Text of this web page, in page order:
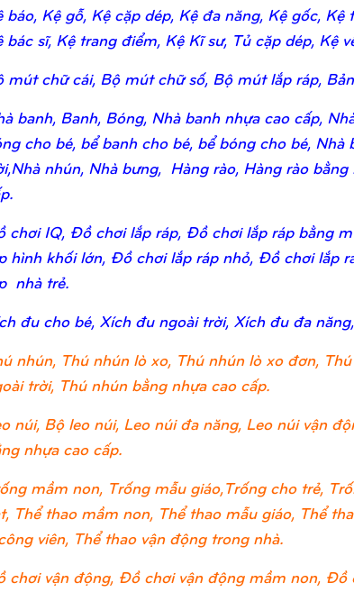
báo, Kệ gỗ, Kệ cặp dép, Kệ đa năng, Kệ gốc,
bác sĩ, Kệ trang điểm, Kệ Kĩ sư, Tủ cặp dép, Kệ
mút chữ cái, Bộ mút chữ số, Bộ mút lắp ráp,
banh, Banh, Bóng, Nhà banh nhựa cao cấp,
cho bé, bể banh cho bé, bể bóng cho bé,
nhún, Nhà bưng, Hàng rào, Hàng rào
chơi IQ, Đồ chơi lắp ráp, Đồ chơi lắp ráp bằng
hình khối lớn, Đồ chơi lắp ráp nhỏ, Đồ chơi lắp
nhà trẻ.
đu cho bé, Xích đu ngoài trời, Xích đu đa
nhún, Thú nhún lò xo, Thú nhún lò xo đơn,
trời, Thú nhún bằng nhựa cao cấp.
núi, Bộ leo núi, Leo núi đa năng, Leo núi vận
nhựa cao cấp.
mầm non, Trống mẫu giáo,Trống cho trẻ,
Thể thao mầm non, Thể thao mẫu giáo, Thể
viên, Thể thao vận động trong nhà.
chơi vận động, Đồ chơi vận động mầm non,